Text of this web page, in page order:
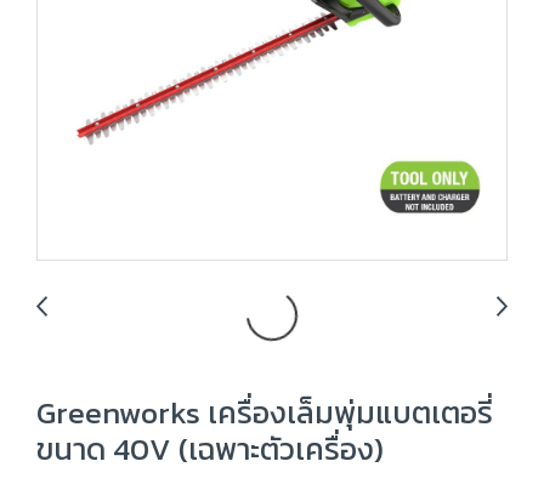
Greenworks เครื่องเล็มพุ่มแบตเตอรี่
ขนาด 40V (เฉพาะตัวเครื่อง)